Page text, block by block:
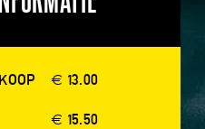
€ 13.00
€ 15.50